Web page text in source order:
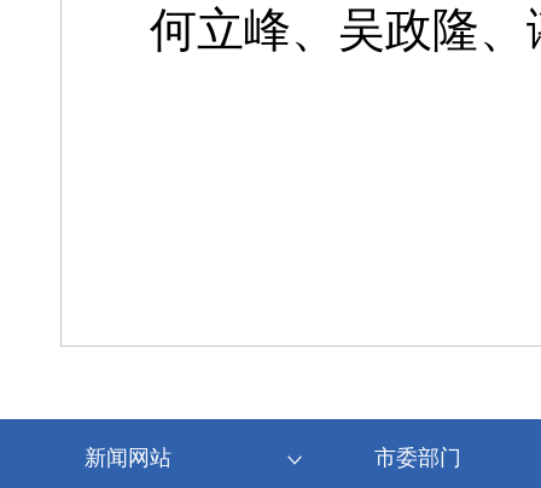
何立峰、吴政隆
新闻网站 市委部门